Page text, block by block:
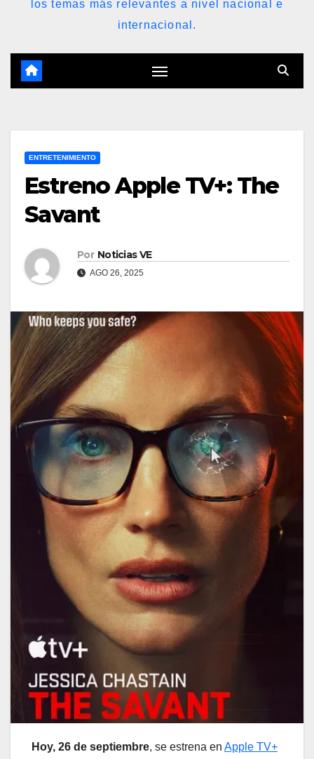
los temas más relevantes a nivel nacional e
internacional.
ENTRETENIMIENTO
Estreno Apple TV+: The
Savant
Por Noticias VE
AGO 26, 2025
Hoy, 26 de septiembre, se estrena en Apple TV+